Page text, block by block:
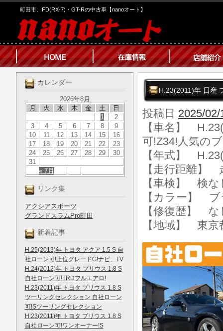
町田市、FD(RX-7)・GT-Rの中古車【nanoオート】
カレンダー
2026年8月
月
火 水 木 金 土 日
« 7月
1
2
3
4 5 6 7 8
9
10
11 12 13 14 15
16
17
18 19 20 21 22
23
24
25 26 27 28 29
30
31
リンク集
アクシアスポーツ
グランドスラムPro町田
新着記事
H.25(2013)年 トヨタ アクア 1.5 S 自
社ローン可!上位グレードG!ナビ、TV
H.24(2012)年 トヨタ プリウス 1.8 S
自社ローン可!TRDフルエアロ!
H.23(2011)年 トヨタ プリウス 1.8 S
ツーリングセレクション 自社ローン
可!Sツーリングセレクション
H.23(2011)年 トヨタ プリウス 1.8 S
自社ローン可!ワンオーナー!S
H.23(2011)年 日産
投稿日 2025/02/
【車名】
可!Z34!人気の
【年式】
【走行距離】
【車検】 検な
【カラー】
【修復歴】 な
【地域】 東京